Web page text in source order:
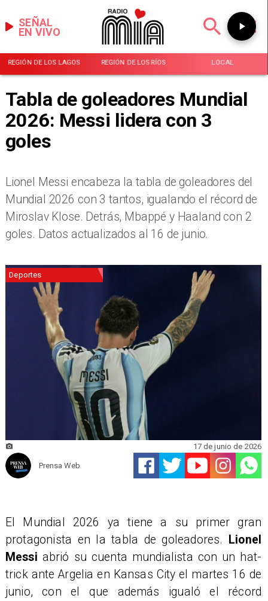
EN VIVO
SEÑAL
REGIÓN DE LOS LAGOS REGIÓN DE LOS RÍOS LOCAL
Tabla de goleadores Mundial
2026: Messi lidera con 3
goles
Lionel Messi encabeza la tabla de goleadores del
Mundial 2026 con 3 tantos, igualando el récord de
Miroslav Klose. Detrás, Mbappé y Haaland con 2
goles. Datos actualizados al 16 de junio.
Deportes
Prensa Web
17 de junio de 2026
El Mundial 2026 ya tiene a su primer gran
protagonista en la tabla de goleadores.
Lionel
Messi abrió su cuenta mundialista con un hat-
trick ante Argelia en Kansas City el martes 16 de
junio, con el que además igualó el récord